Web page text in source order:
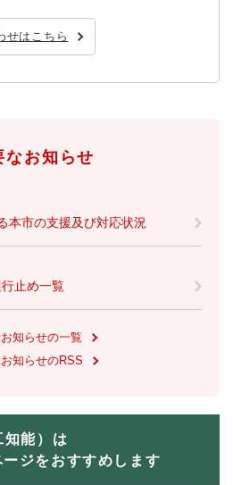
せはこちら
なお知らせ
本市の支援及び対応状況
止め一覧
知らせの一覧
知らせのRSS
能）は
ージをおすすめします